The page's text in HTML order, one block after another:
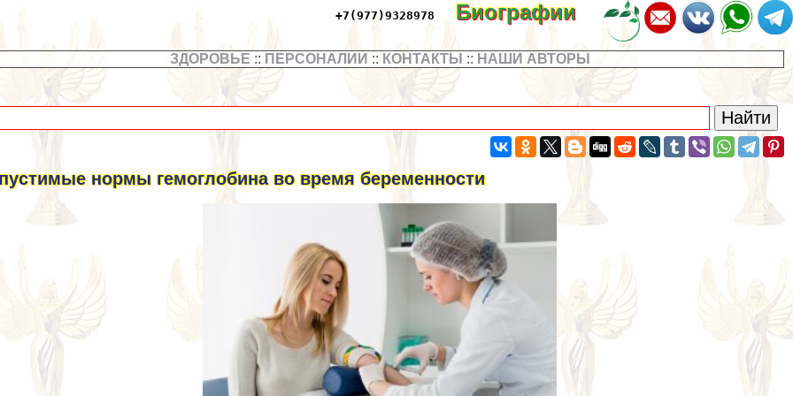
+7(977)9328978 Биографии
ЗДОРОВЬЕ :: ПЕРСОНАЛИИ :: КОНТАКТЫ :: НАШИ АВТОРЫ
нормы гемоглобина во время беременности